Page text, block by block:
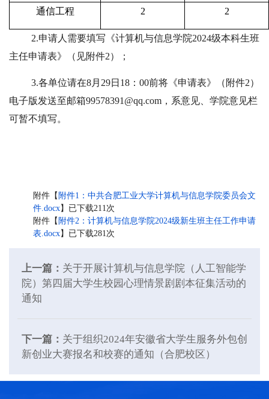
通信工程 2 2
2.申请人需要填写《计算机与信息学院2024级本科生班
主任申请表》（见附件2）；
3.各单位请在8月 29日 18 ： 00前将《申请表》（附件2）
电子版发送至邮箱99578391@qq.com ，系意见、学院意见栏
可暂不填写。
附件【 附件1：中共合肥工业大学计算机与信息学院委员会文
件.docx】已下载211 次
附件【 附件2：计算机与信息学院2024级新生班主任工作申请
表.docx】已下载281 次
上一篇： 关于开展计算机与信息学院（人工智能学
院）第四届大学生校园心理情景剧剧本征集活动的
通知
下一篇： 关于组织2024年安徽省大学生服务外包创
新创业大赛报名和校赛的通知（合肥校区）